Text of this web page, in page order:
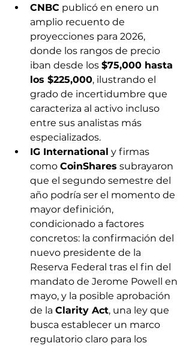
CNBC publicó en enero un
amplio recuento de
proyecciones para 2026,
donde los rangos de precio
iban desde los $75,000 hasta
los $225,000, ilustrando el
grado de incertidumbre que
caracteriza al activo incluso
entre sus analistas más
especializados.
IG International y firmas
como CoinShares subrayaron
que el segundo semestre del
año podría ser el momento de
mayor definición,
condicionado a factores
concretos: la confirmación del
nuevo presidente de la
Reserva Federal tras el fin del
mandato de Jerome Powell en
mayo, y la posible aprobación
de la Clarity Act, una ley que
busca establecer un marco
regulatorio claro para los